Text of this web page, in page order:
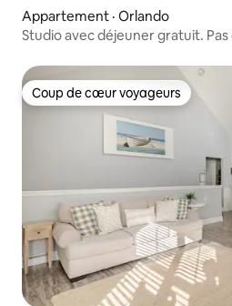
Appartement · Orlando
Studio avec déjeuner gratuit. Pas
Coup de cœur voyageurs
Coup de cœur voyageurs